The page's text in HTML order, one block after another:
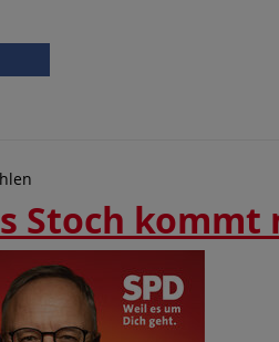
Stoch kommt